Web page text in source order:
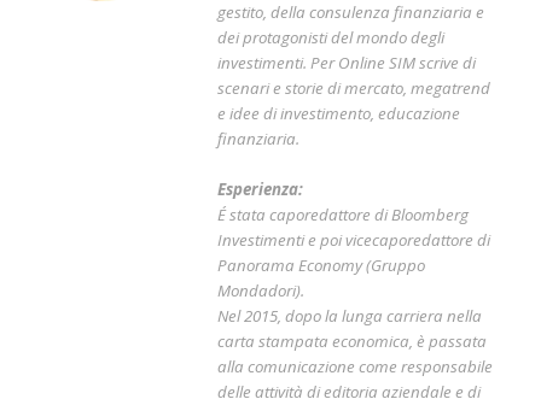
gestito, della consulenza finanziaria e
dei protagonisti del mondo degli
investimenti. Per Online SIM scrive di
scenari e storie di mercato, megatrend
e idee di investimento, educazione
finanziaria.
Esperienza:
É stata caporedattore di Bloomberg
Investimenti e poi vicecaporedattore di
Panorama Economy (Gruppo
Mondadori).
Nel 2015, dopo la lunga carriera nella
carta stampata economica, è passata
alla comunicazione come responsabile
delle attività di editoria aziendale e di